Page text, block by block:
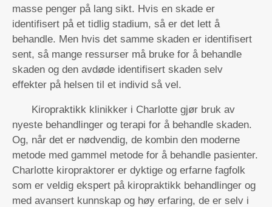
masse penger på lang sikt. Hvis en skade er
identifisert på et tidlig stadium, så er det lett å
behandle. Men hvis det samme skaden er identifisert
sent, så mange ressurser må bruke for å behandle
skaden og den avdøde identifisert skaden selv
effekter på helsen til et individ så vel.
Kiropraktikk klinikker i Charlotte gjør bruk av
nyeste behandlinger og terapi for å behandle skaden.
Og, når det er nødvendig, de kombin den moderne
metode med gammel metode for å behandle pasienter.
Charlotte kiropraktorer er dyktige og erfarne fagfolk
som er veldig ekspert på kiropraktikk behandlinger og
med avansert kunnskap og høy erfaring, de er selv i